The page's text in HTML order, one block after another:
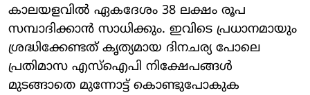
കാലയളവില്‍ ഏകദേശം 38 ലക്ഷം രൂപ
സമ്പാദിക്കാന്‍ സാധിക്കും. ഇവിടെ പ്രധാനമായും
ശ്രദ്ധിക്കേണ്ടത് കൃത്യമായ ദിനചര്യ പോലെ
പ്രതിമാസ എസ്‌ഐപി നിക്ഷേപങ്ങള്‍
മുടങ്ങാതെ മുന്നോട്ട് കൊണ്ടുപോകുക